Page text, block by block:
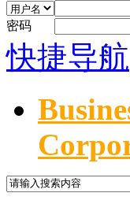
密码
快捷导航